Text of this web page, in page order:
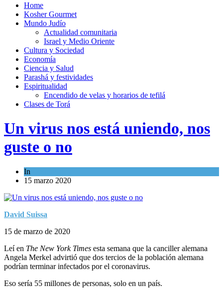
Home
Kosher Gourmet
Mundo Judío
Actualidad comunitaria
Israel y Medio Oriente
Cultura y Sociedad
Economía
Ciencia y Salud
Parashá y festividades
Espiritualidad
Encendido de velas y horarios de tefilá
Clases de Torá
Un virus nos está uniendo, nos
guste o no
In
15 marzo 2020
David Suissa
15 de marzo de 2020
Leí en The New York Times esta semana que la canciller alemana
Angela Merkel advirtió que dos tercios de la población alemana
podrían terminar infectados por el coronavirus.
Eso sería 55 millones de personas, solo en un país.